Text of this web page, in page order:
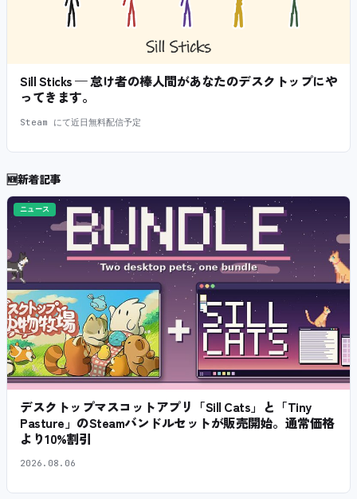
Sill Sticks — 怠け者の棒人間があなたのデスクトップにや
ってきます。
Steam にて近日無料配信予定
🆕新着記事
ニュース
デスクトップマスコットアプリ「Sill Cats」と「Tiny
Pasture」のSteamバンドルセットが販売開始。通常価格
より10%割引
2026.08.06